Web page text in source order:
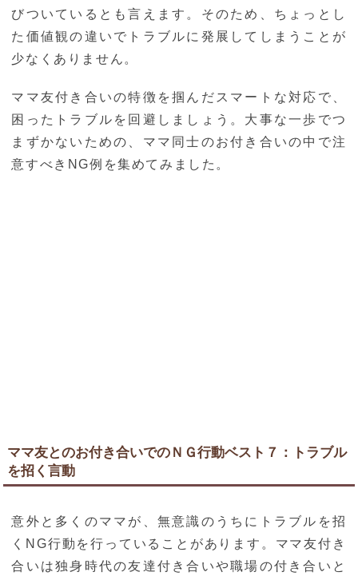
びついているとも言えます。そのため、ちょっとし
た価値観の違いでトラブルに発展してしまうことが
少なくありません。
ママ友付き合いの特徴を掴んだスマートな対応で、
困ったトラブルを回避しましょう。大事な一歩でつ
まずかないための、ママ同士のお付き合いの中で注
意すべきNG例を集めてみました。
ママ友とのお付き合いでのＮＧ行動ベスト７：トラブル
を招く言動
意外と多くのママが、無意識のうちにトラブルを招
くNG行動を行っていることがあります。ママ友付き
合いは独身時代の友達付き合いや職場の付き合いと